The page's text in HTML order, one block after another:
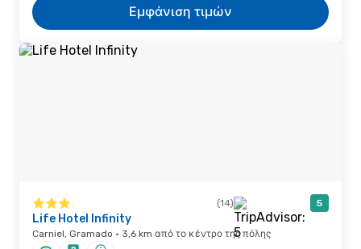
Εμφάνιση τιμών
(14) 5
Life Hotel Infinity
Carniel, Gramado · 3,6 km από το κέντρο της πόλης